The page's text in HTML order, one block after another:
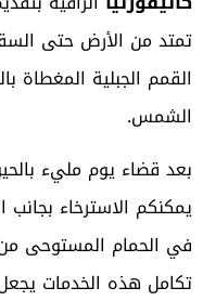
تمتد من الأرض حتى
القمم الجبلية المغطاة
الشمس.
بعد قضاء يوم مليء
يمكنكم الاسترخاء بجانب
في الحمام المستوحى من
تكامل هذه الخدمات